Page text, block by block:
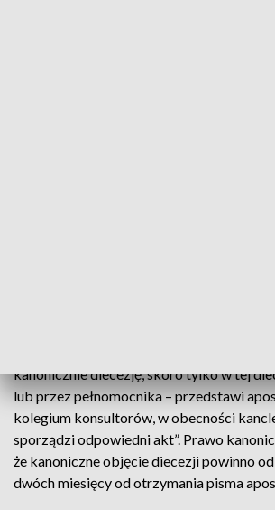
kanonicznie diecezję, skoro tylko w tej
lub przez pełnomocnika – przedstawi
kolegium konsultorów, w obecności
sporządzi odpowiedni akt”. Prawo
że kanoniczne objęcie diecezji powinno
dwóch miesięcy od otrzymania pisma